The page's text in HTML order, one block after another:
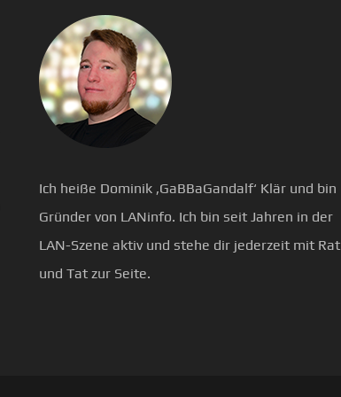
Ich heiße Dominik ‚GaBBaGandalf‘ Klär und bin
Gründer von LANinfo. Ich bin seit Jahren in der
LAN-Szene aktiv und stehe dir jederzeit mit Rat
und Tat zur Seite.